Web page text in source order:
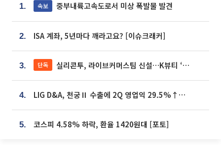
1. 속보 중부내륙고속도로서 미상 폭발물 발견
2. ISA 계좌, 5년마다 깨라고요? [이슈크래커]
3. 단독 실리콘투, 라이브커머스팀 신설…K뷰티 ‘글로벌 판매망’ 확대[K뷰티 라방戰]
4. LIG D&A, 천궁Ⅱ 수출에 2Q 영업익 29.5%↑…수주잔고 24.6조 [종합]
5. 코스피 4.58% 하락, 환율 1420원대 [포토]